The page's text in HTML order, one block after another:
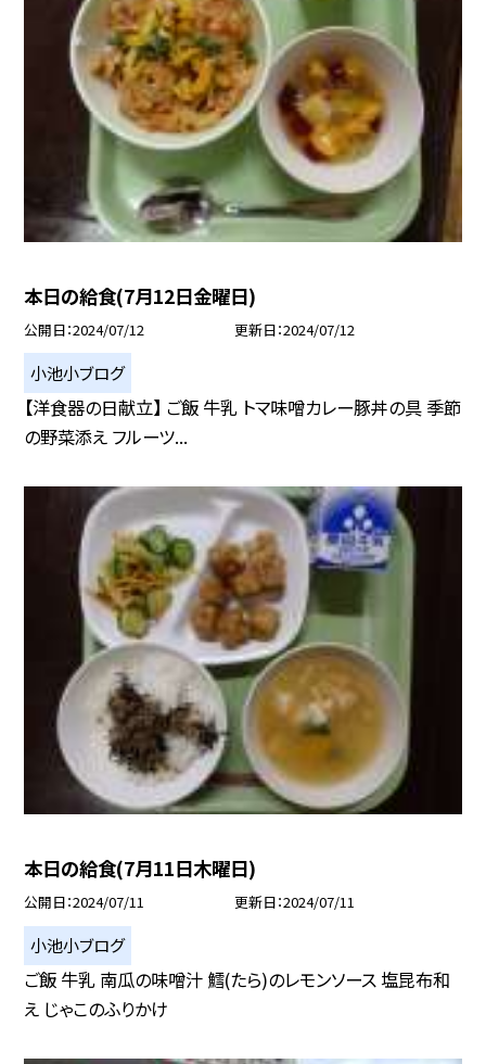
本日の給食(7月12日金曜日)
公開日 2024/07/12 更新日 2024/07/12
小池小ブログ
【洋食器の日献立】 ご飯 牛乳 トマ味噌カレー豚丼の具 季節
の野菜添え フルーツ...
本日の給食(7月11日木曜日)
公開日 2024/07/11 更新日 2024/07/11
小池小ブログ
ご飯 牛乳 南瓜の味噌汁 鱈(たら)のレモンソース 塩昆布和
え じゃこのふりかけ